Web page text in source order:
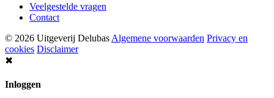
Veelgestelde vragen
Contact
© 2026 Uitgeverij Delubas Algemene voorwaarden Privacy en
cookies Disclaimer
✖
Inloggen